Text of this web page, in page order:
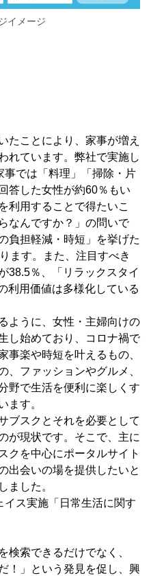
イメージ
たことにより、家事が増え
れています。弊社で実施し
では「料理」「掃除・片
答した女性が約60％もい
利用することで得たいこ
なんですか？」の問いで
負担軽減・時短」を挙げた
ます。また、注目すべき
38.5％、「リラックスタイ
利用価値は多様化している
ように、女性・主婦向けの
し始めており、コロナ禍で
事楽や時短を叶えるもの、
、ファッションやグルメ、
野で生活を便利に楽しくす
ます。
ブスクとそれを必要として
が現状です。そこで、主に
クを中心にポータルサイト
出会いの場を提供したいと
ました。
ス実施「日常生活に関す
検索できるだけでなく、
！」という発見を促し、興